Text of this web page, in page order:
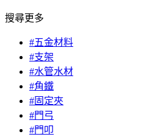
搜尋更多
#五金材料
#支架
#水管水材
#角鐵
#固定夾
#門弓
#門叩